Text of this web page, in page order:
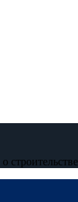
строительстве